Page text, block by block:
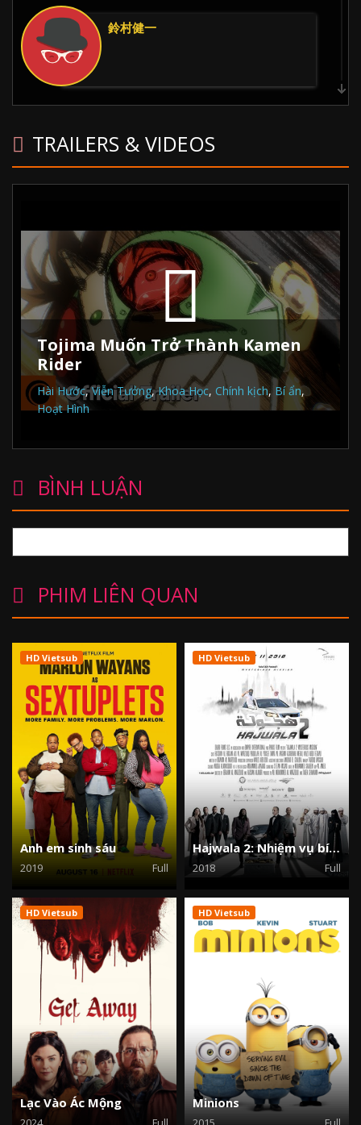
鈴村健一
TRAILERS & VIDEOS
Tojima Muốn Trở Thành Kamen
Rider
Hài Hước,Viễn Tưởng,Khoa Học, Chính kịch, Bí ẩn,
Hoạt Hình
BÌNH LUẬN
PHIM LIÊN QUAN
Anh em sinh sáu
2019 Full
HD Vietsub
Hajwala 2: Nhiệm vụ bí ẩn
2018 Full
HD Vietsub
Lạc Vào Ác Mộng
HD Vietsub
Minions
HD Vietsub